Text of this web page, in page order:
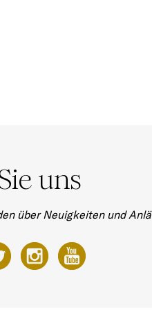
uns
über Neuigkeiten und